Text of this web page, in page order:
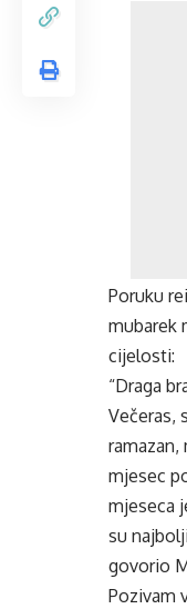
Poruku
mubarek
cijelosti:
“Draga
Večeras,
mjesec
mjeseca
su
govorio
Pozivam